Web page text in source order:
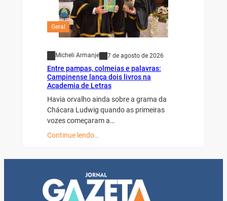
Geral
Micheli Armanje 7 de agosto de 2026
Entre pampas, colmeias e palavras:
Campinense lança dois livros na
Academia de Letras
Havia orvalho ainda sobre a grama da
Chácara Ludwig quando as primeiras
vozes começaram a…
Continue lendo…